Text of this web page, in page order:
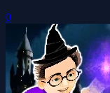
0